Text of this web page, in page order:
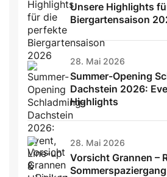
Unsere Highlights
Biergartensaison
28. Mai 2026
Summer-Opening
Dachstein 2026:
Highlights
28. Mai 2026
Vorsicht Grannen –